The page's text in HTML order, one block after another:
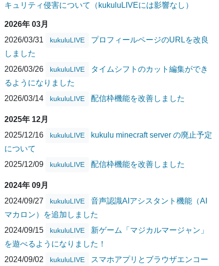
キュリティ侵害について（kukuluLIVEには影響なし）
2026年 03月
2026/03/31
kukuluLIVE
プロフィールページのURLを改良
しました
2026/03/26
kukuluLIVE
タイムシフトのカット編集ができ
るようになりました
2026/03/14
kukuluLIVE 配信枠機能を改善しました
2025年 12月
2025/12/16
kukuluLIVE
kukulu minecraft server の廃止予定
について
2025/12/09
kukuluLIVE 配信枠機能を改善しました
2024年 09月
2024/09/27
kukuluLIVE
音声認識AIアシスタント機能（AI
マカロン）を追加しました
2024/09/15
kukuluLIVE
新ゲーム「マジカルマージャン」
を遊べるようになりました！
2024/09/02
kukuluLIVE
スマホアプリとブラウザエンコー